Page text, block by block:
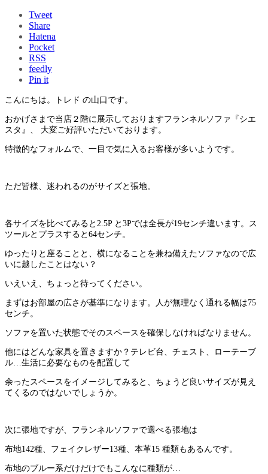
Tweet
Share
Hatena
Pocket
RSS
feedly
Pin it
こんにちは。トレド の山口です。
おかげさまで当店２階に展示しておりますフランネルソファ『シエ
スタ』、 大変ご好評いただいております。
特徴的なフォルムで、一目で気に入るお客様が多いようです。
ただ皆様、迷われるのがサイズと張地。
各サイズを比べてみると2.5P と3Pでは全長が19センチ違います。ス
ツールとプラスすると64センチ。
ゆったりと座ることと、横になることを兼ね備えたソファなので広
いに越したことはない？
いえいえ、ちょっと待ってください。
まずはお部屋の広さが基準になります。人が無理なく通れる幅は75
センチ。
ソファを置いた状態でそのスペースを確保しなければなりません。
他にはどんな家具を置きますか？テレビ台、チェスト、ローテーブ
ル…生活に必要なものを配置して
余ったスペースをイメージしてみると、ちょうど良いサイズが見え
てくるのではないでしょうか。
次に張地ですが、フランネルソファで選べる張地は
布地142種、フェイクレザー13種、本革15 種類もあるんです。
布地のブルー系だけだけでもこんなに種類が…